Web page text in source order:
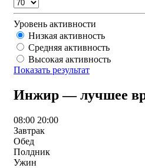
Уровень активности
Низкая активность
Средняя активность
Высокая активность
Показать результат
Инжир — лучшее
08:00 20:00
Завтрак
Обед
Полдник
Ужин